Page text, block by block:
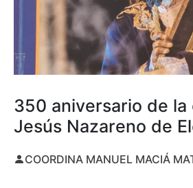
350 aniversario de la
Jesús Nazareno de
COORDINA MANUEL MACIÁ